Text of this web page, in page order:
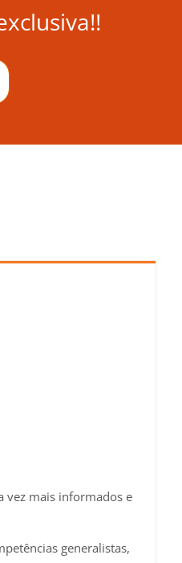
vez mais informados e
generalistas,